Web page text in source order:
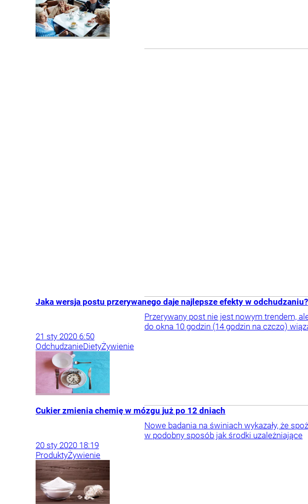
Jaka wersja postu przerywanego daje najlepsze efekty w odchudzaniu?
Przerywany post nie jest nowym trendem,
do okna 10 godzin (14 godzin na czczo)
21 sty 2020 6:50
OdchudzanieDietyŻywienie
Cukier zmienia chemię w mózgu już po 12 dniach
Nowe badania na świniach wykazały, że
w podobny sposób jak środki uzależniające
20 sty 2020 18:19
ProduktyŻywienie